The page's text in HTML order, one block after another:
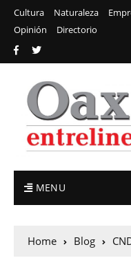
Cultura Naturaleza
Opinión
Directorio
MENU
Home Blog